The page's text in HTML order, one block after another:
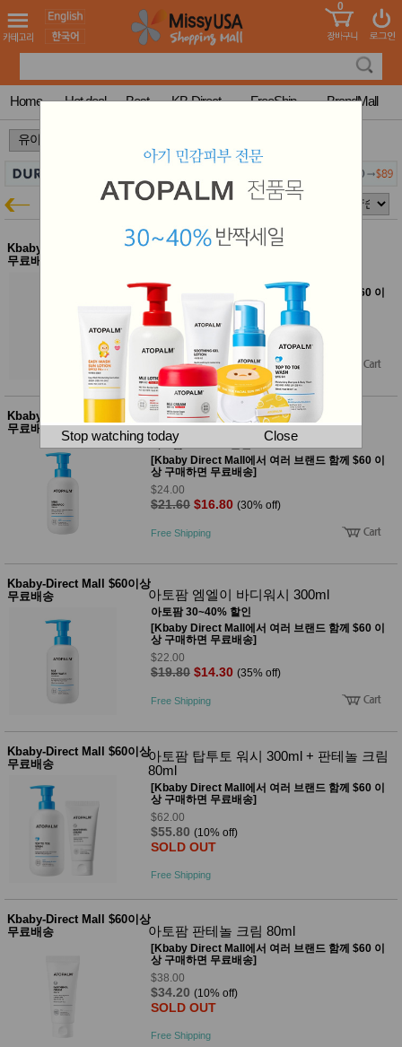
도 어린이
청소년
컬러링
북
한국학
습지
습지
고
국 송
꽃배송
건
강
홍삼전
문브랜
티
스킨케
어
메이크
헤어케
어/염색
바디케
어/향수
남성화
품
전
자
주방가
전
계절/생
활가전
건강가
명품식
기브랜
보관용
기
조리용
품
주방소
즉석가
공식품
쌀/잡곡/
면류
스/가루
건조식
품
유아 보
MissyShop
Login
0
Home Hot deal Best KB-Direct FreeShip BrandMall
Stop watching today Close
유아특가
Kbaby-Direct Mall $60이상
무료배송
[Kbaby Direct Mall에서 여러 브랜드 함께 $60 이
상 구매하면 무료배송]
$24.00
$21.60 $14.40 (40% off)
Free Shipping
Kbaby-Direct Mall $60이상
무료배송
아토팜 마일드 샴푸 300ml
아토팜 30~40% 할인
[Kbaby Direct Mall에서 여러 브랜드 함께 $60 이
상 구매하면 무료배송]
$24.00
$21.60 $16.80 (30% off)
Free Shipping
Kbaby-Direct Mall $60이상
무료배송
아토팜 엠엘이 바디워시 300ml
아토팜 30~40% 할인
[Kbaby Direct Mall에서 여러 브랜드 함께 $60 이
상 구매하면 무료배송]
$22.00
$19.80 $14.30 (35% off)
Free Shipping
Kbaby-Direct Mall $60이상
무료배송
아토팜 탑투토 워시 300ml + 판테놀 크림
80ml
[Kbaby Direct Mall에서 여러 브랜드 함께 $60 이
상 구매하면 무료배송]
$62.00
$55.80 (10% off)
SOLD OUT
Free Shipping
Kbaby-Direct Mall $60이상
무료배송
아토팜 판테놀 크림 80ml
[Kbaby Direct Mall에서 여러 브랜드 함께 $60 이
상 구매하면 무료배송]
$38.00
$34.20 (10% off)
SOLD OUT
Free Shipping